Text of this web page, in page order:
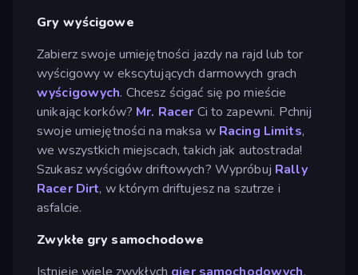
Gry wyścigowe
Zabierz swoje umiejętności jazdy na rajd lub tor
wyścigowy w ekscytujących darmowych grach
wyścigowych. Chcesz ścigać się po mieście
unikając korków? Mr. Racer Ci to zapewni. Pchnij
swoje umiejętności na maksa w Racing Limits,
we wszystkich miejscach, takich jak autostrada!
Szukasz wyścigów driftowych? Wypróbuj Rally
Racer Dirt, w którym driftujesz na szutrze i
asfalcie.
Zwykłe gry samochodowe